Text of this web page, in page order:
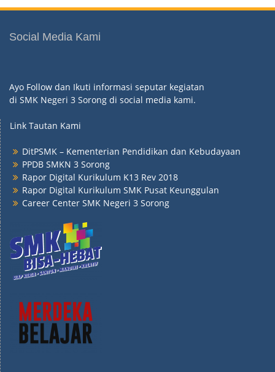
Social Media Kami
Ayo Follow dan Ikuti informasi seputar kegiatan
di SMK Negeri 3 Sorong di social media kami.
Link Tautan Kami
DitPSMK – Kementerian Pendidikan dan Kebudayaan
PPDB SMKN 3 Sorong
Rapor Digital Kurikulum K13 Rev 2018
Rapor Digital Kurikulum SMK Pusat Keunggulan
Career Center SMK Negeri 3 Sorong